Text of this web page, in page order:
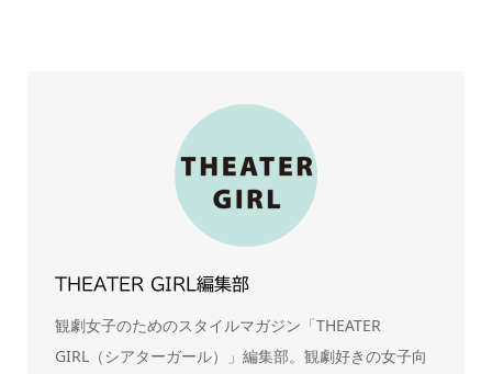
THEATER GIRL編集部
観劇女子のためのスタイルマガジン「THEATER
GIRL（シアターガール）」編集部。観劇好きの女子向